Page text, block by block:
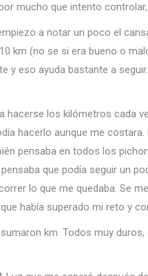
mucho que intento
a notar un poco el
km (no se si era bueno o
y eso ayuda bastante a
hacerse los kilómetros cada
hacerlo aunque me
pensaba en todos los
que podía seguir un
lo que me quedaba. Se
había superado mi reto y
km. Todos muy